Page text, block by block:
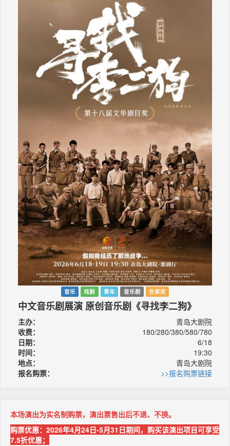
音乐 戏剧 青年 音乐剧 合家欢
中文音乐剧展演 原创音乐剧《寻找李二狗》
主办：
青岛大剧院
收费：
180/280/380/580/780
日期：
6/18
时间：
19:30
地点：
青岛大剧院
报名购票：
>>报名购票链接
本场演出为实名制购票，演出票售出后不退、不换。
购票优惠：2026年4月24日-5月31日期间，购买该演出项目可享受
7.5折优惠；